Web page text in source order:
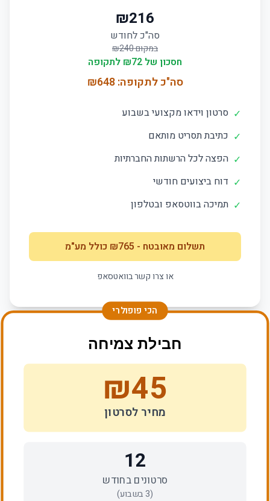
₪216
סה"כ לחודש
במקום ₪240
חסכון של ₪ 72 לתקופה
סה"כ לתקופה: ₪648
✓ סרטון וידאו מקצועי בשבוע
✓ כתיבת תסריט מותאם
✓ הפצה לכל הרשתות החברתיות
✓ דוח ביצועים חודשי
✓ תמיכה בווטסאפ ובטלפון
תשלום מאובטח - ₪
765 כולל מע"מ
או צרו קשר בוואטסאפ
הכי פופולרי
חבילת צמיחה
₪45
מחיר לסרטון
12
סרטונים בחודש
(
3בשבוע)